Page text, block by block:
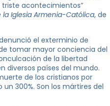
acontecimientos”
la Iglesia Armenia-Católica, de
el exterminio de
tomar mayor conciencia del
de la libertad
diversos países del mundo.
de los cristianos por
300%. Son los mártires del